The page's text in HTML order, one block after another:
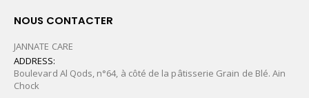
NOUS CONTACTER
JANNATE CARE
ADDRESS:
Boulevard Al Qods, n°64, à côté de la pâtisserie Grain de Blé. Ain
Chock